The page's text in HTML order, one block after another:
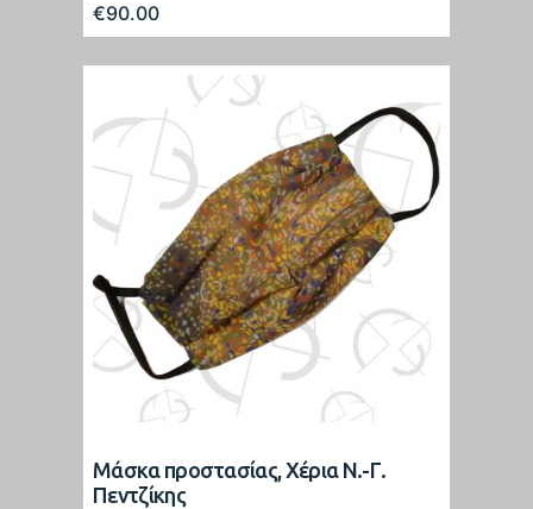
€90.00
Μάσκα προστασίας, Χέρια Ν.-Γ.
Πεντζίκης